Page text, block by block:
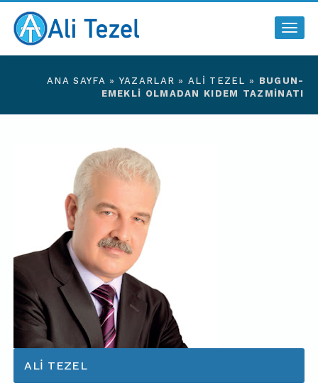
ANA SAYFA »YAZARLAR »ALI TEZEL » BUGUN-
EMEKLİ OLMADAN KIDEM TAZMİNATI
ALI TEZEL